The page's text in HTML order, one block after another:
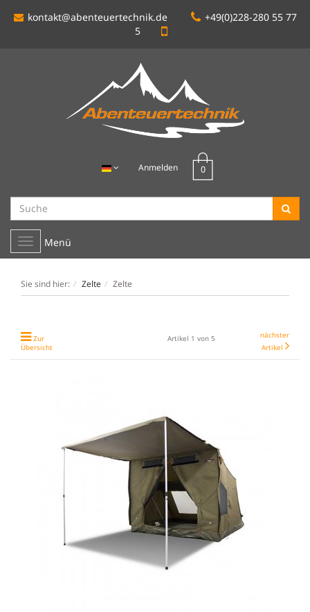
kontakt@abenteuertechnik.de
+49(0)228-280 55 77
5
Anmelden
Toggle
navigation
Menü
Sie sind hier: Zelte Zelte
Zur
Übersicht
Artikel 1 von 5
nächster
Artikel